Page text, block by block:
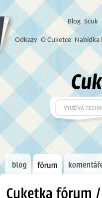
Blog Scuk
Odkazy O Cuketce Nabídka